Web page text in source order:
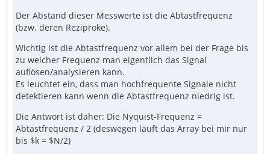
Der Abstand dieser Messwerte ist die Abtastfrequenz
(bzw. deren Reziproke).
Wichtig ist die Abtastfrequenz vor allem bei der Frage bis
zu welcher Frequenz man eigentlich das Signal
auflösen/analysieren kann.
Es leuchtet ein, dass man hochfrequente Signale nicht
detektieren kann wenn die Abtastfrequenz niedrig ist.
Die Antwort ist daher: Die Nyquist-Frequenz =
Abtastfrequenz / 2 (deswegen läuft das Array bei mir nur
bis $k = $N/2)